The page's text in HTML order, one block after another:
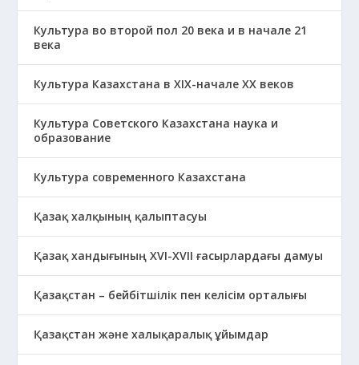
Культура во второй пол 20 века и в начале 21
века
Культура Казахстана в ХІХ-начале ХХ веков
Культура Советского Казахстана наука и
образование
Культура современного Казахстана
Қазақ халқының қалыптасуы
Қазақ хандығының XVI-XVII ғасырлардағы дамуы
Қазақстан – бейбітшілік пен келісім орталығы
Қазақстан және халықаралық ұйымдар